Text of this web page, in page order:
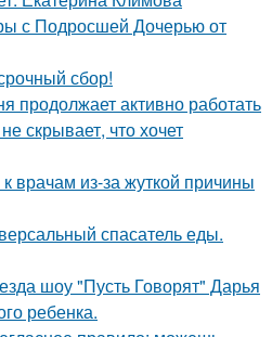
с Подросшей Дочерью от
сбор!
продолжает активно работать
скрывает, что хочет
врачам из-за жуткой причины
спасатель еды.
шоу "Пусть Говорят" Дарья
ребенка.